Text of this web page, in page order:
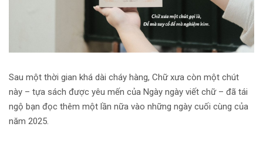
Sau một thời gian khá dài cháy hàng, Chữ xưa còn một chút
này – tựa sách được yêu mến của Ngày ngày viết chữ – đã tái
ngộ bạn đọc thêm một lần nữa vào những ngày cuối cùng của
năm 2025.